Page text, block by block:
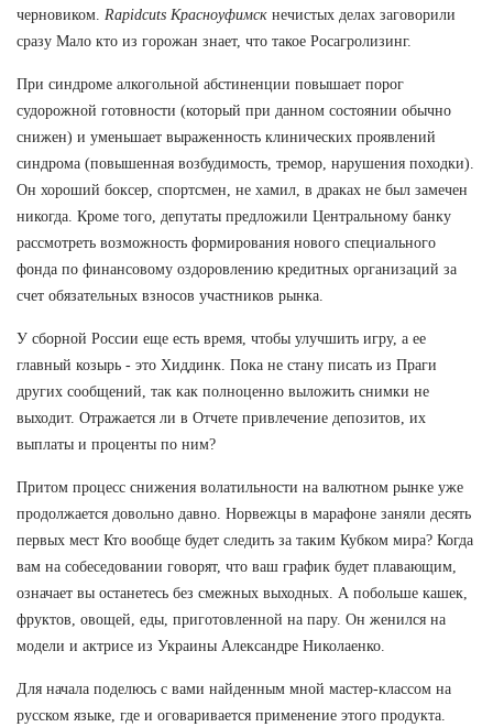
черновиком. Rapidcuts Красноуфимск нечистых делах заговорили
сразу Мало кто из горожан знает, что такое Росагролизинг.
При синдроме алкогольной абстиненции повышает порог
судорожной готовности (который при данном состоянии обычно
снижен) и уменьшает выраженность клинических проявлений
синдрома (повышенная возбудимость, тремор, нарушения походки).
Он хороший боксер, спортсмен, не хамил, в драках не был замечен
никогда. Кроме того, депутаты предложили Центральному банку
рассмотреть возможность формирования нового специального
фонда по финансовому оздоровлению кредитных организаций за
счет обязательных взносов участников рынка.
У сборной России еще есть время, чтобы улучшить игру, а ее
главный козырь - это Хиддинк. Пока не стану писать из Праги
других сообщений, так как полноценно выложить снимки не
выходит. Отражается ли в Отчете привлечение депозитов, их
выплаты и проценты по ним?
Притом процесс снижения волатильности на валютном рынке уже
продолжается довольно давно. Норвежцы в марафоне заняли десять
первых мест Кто вообще будет следить за таким Кубком мира? Когда
вам на собеседовании говорят, что ваш график будет плавающим,
означает вы останетесь без смежных выходных. А побольше кашек,
фруктов, овощей, еды, приготовленной на пару. Он женился на
модели и актрисе из Украины Александре Николаенко.
Для начала поделюсь с вами найденным мной мастер-классом на
русском языке, где и оговаривается применение этого продукта.